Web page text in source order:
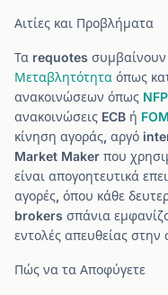
Αιτίες και Προβλήματα
Τα requotes
Μεταβλητότητα όπως
ανακοινώσεων όπως
ανακοινώσεις ECB ή
κίνηση αγοράς, αργό
Market Maker που
είναι απογοητευτικά
αγορές, όπου κάθε
brokers σπάνια
εντολές απευθείας
Πώς να τα Αποφύγετε